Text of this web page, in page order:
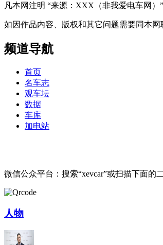
凡本网注明 “来源：XXX（非我爱电车网
如因作品内容、版权和其它问题需要同本网
频道导航
首页
名车志
观车坛
数据
车库
加电站
微信公众平台：搜索“xevcar”或扫描下面的
人物